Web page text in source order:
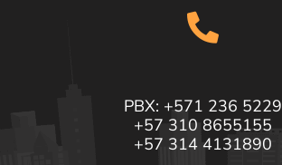
PBX: +571 236 5229
+57 310 8655155
+57 314 4131890